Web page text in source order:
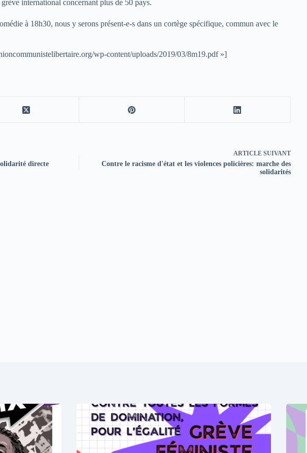
international concernant plus de 50 pays.
à 18h30, nous y serons présent-e-s dans un cortège spécifique, commun avec le
wp-content/uploads/2019/03/8m19.pdf »]
directe
ARTICLESUIVANT
Contre le racisme d'état et les violences policières: marche des
solidarités